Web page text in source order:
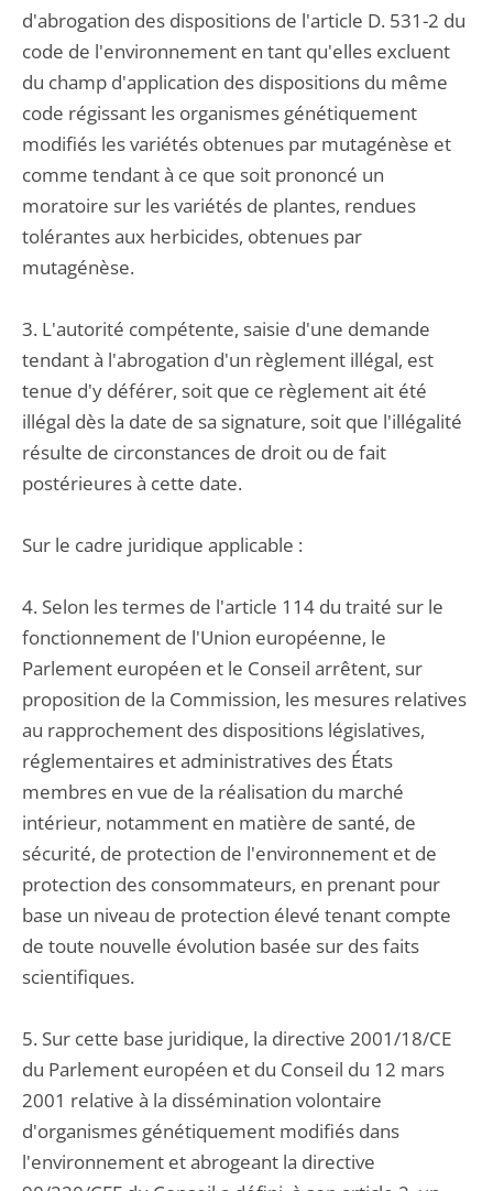
d'abrogation des dispositions de l'article D. 531-2 du
code de l'environnement en tant qu'elles excluent
du champ d'application des dispositions du même
code régissant les organismes génétiquement
modifiés les variétés obtenues par mutagénèse et
comme tendant à ce que soit prononcé un
moratoire sur les variétés de plantes, rendues
tolérantes aux herbicides, obtenues par
mutagénèse.
3. L'autorité compétente, saisie d'une demande
tendant à l'abrogation d'un règlement illégal, est
tenue d'y déférer, soit que ce règlement ait été
illégal dès la date de sa signature, soit que l'illégalité
résulte de circonstances de droit ou de fait
postérieures à cette date.
Sur le cadre juridique applicable :
4. Selon les termes de l'article 114 du traité sur le
fonctionnement de l'Union européenne, le
Parlement européen et le Conseil arrêtent, sur
proposition de la Commission, les mesures relatives
au rapprochement des dispositions législatives,
réglementaires et administratives des États
membres en vue de la réalisation du marché
intérieur, notamment en matière de santé, de
sécurité, de protection de l'environnement et de
protection des consommateurs, en prenant pour
base un niveau de protection élevé tenant compte
de toute nouvelle évolution basée sur des faits
scientifiques.
5. Sur cette base juridique, la directive 2001/18/CE
du Parlement européen et du Conseil du 12 mars
2001 relative à la dissémination volontaire
d'organismes génétiquement modifiés dans
l'environnement et abrogeant la directive